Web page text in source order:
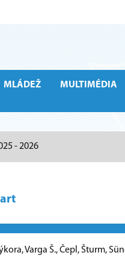
MLÁDEŽ MULTIMÉDIA
- 2026
Varga Š., Čepl, Šturm,